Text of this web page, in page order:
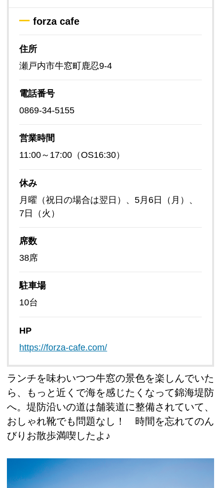
forza cafe
住所
瀬戸内市牛窓町鹿忍9-4
電話番号
0869-34-5155
営業時間
11:00～17:00（OS16:30）
休み
月曜（祝日の場合は翌日）、5月6日（月）、
7日（火）
席数
38席
駐車場
10台
HP
https://forza-cafe.com/
ランチを味わいつつ牛窓の景色を楽しんでいた
ら、もっと近くで海を感じたくなって錦海堤防
へ。堤防沿いの道は舗装道に整備されていて、
おしゃれ靴でも問題なし！ 時間を忘れてのん
びりお散歩満喫したよ♪